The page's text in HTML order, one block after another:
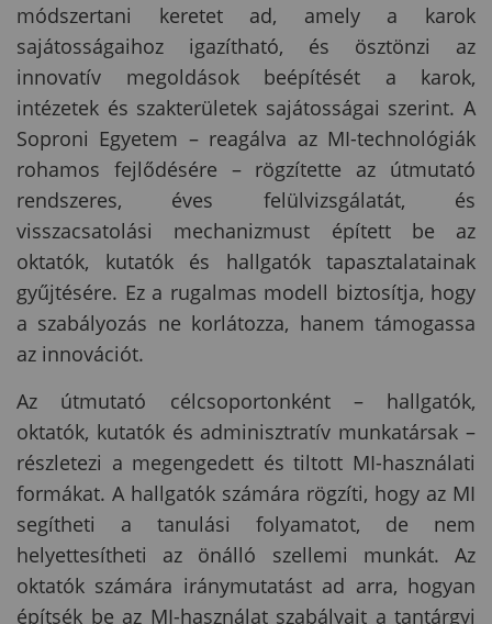
módszertani keretet ad, amely a karok
sajátosságaihoz igazítható, és ösztönzi az
innovatív megoldások beépítését a karok,
intézetek és szakterületek sajátosságai szerint. A
Soproni Egyetem – reagálva az MI-technológiák
rohamos fejlődésére – rögzítette az útmutató
rendszeres, éves felülvizsgálatát, és
visszacsatolási mechanizmust épített be az
oktatók, kutatók és hallgatók tapasztalatainak
gyűjtésére. Ez a rugalmas modell biztosítja, hogy
a szabályozás ne korlátozza, hanem támogassa
az innovációt.
Az útmutató célcsoportonként – hallgatók,
oktatók, kutatók és adminisztratív munkatársak –
részletezi a megengedett és tiltott MI-használati
formákat. A hallgatók számára rögzíti, hogy az MI
segítheti a tanulási folyamatot, de nem
helyettesítheti az önálló szellemi munkát. Az
oktatók számára iránymutatást ad arra, hogyan
építsék be az MI-használat szabályait a tantárgyi